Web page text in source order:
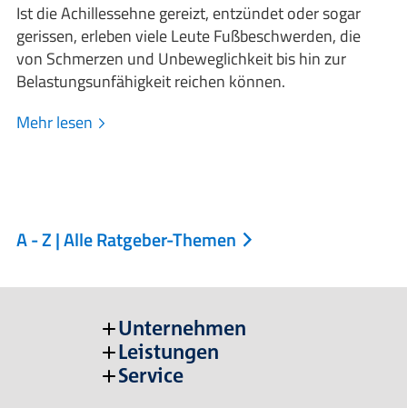
Ist die Achillessehne gereizt, entzündet oder sogar
gerissen, erleben viele Leute Fußbeschwerden, die
von Schmerzen und Unbeweglichkeit bis hin zur
Belastungsunfähigkeit reichen können.
Mehr lesen
A - Z | Alle Ratgeber-Themen
Unternehmen
Leistungen
Service